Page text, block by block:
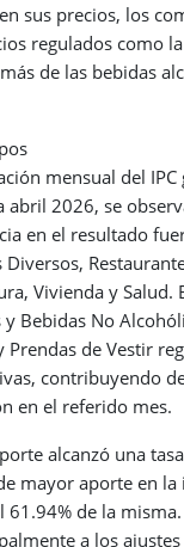
sus precios, los
regulados como
de las bebidas
mensual del IPC
abril 2026, se
en el resultado
Diversos,
Vivienda y Salud.
Bebidas No
Prendas de Vestir
contribuyendo
en el referido mes.
alcanzó una
mayor aporte en
61.94% de la
a los